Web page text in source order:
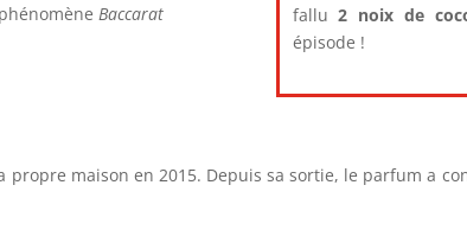
Baccarat
fallu2 noix de
épisode !
maison en 2015. Depuis sa sortie, le parfum a